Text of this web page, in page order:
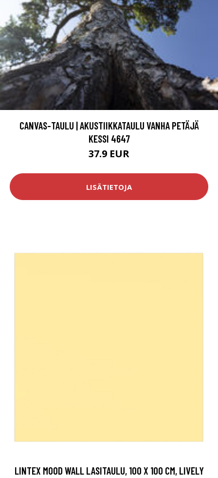
CANVAS-TAULU | AKUSTIIKKATAULU VANHA PETÄJÄ
KESSI 4647
37.9 EUR
LISÄTIETOJA
LINTEX MOOD WALL LASITAULU, 100 X 100 CM, LIVELY